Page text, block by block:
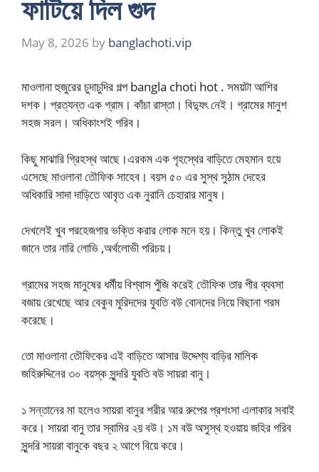
ফাটিয়ে দিল গুদ
May 8, 2026 by banglachoti.vip
মাওলানা হুজুরের চুদাচুদির গল্প bangla choti hot . সময়টা আশির
দশক। প্রত্যন্ত এক গ্রাম। কাঁচা রাস্তা। বিদ্যুৎ নেই। গ্রামের মানুশ
সহজ সরল। অধিকাংশই গরিব।
কিছু মাঝারি গ্রিহস্থ আছে।এরকম এক গৃহস্থের বাড়িতে মেহমান হয়ে
এসেছে মাওলানা তৌফিক সাহেব। বয়স ৫০ এর সুস্থ সুঠাম দেহের
অধিকারি সাদা দাড়িতে আবৃত এক নুরানি চেহারার মানুষ।
দেখলেই খুব পরহেজগার ভক্তি করার লোক মনে হয়। কিন্তু খুব লোকই
জানে তার নারি লোভি ,অর্থলোভী পরিচয়।
গ্রামের সহজ মানুষের ধর্মীয় বিশ্বাস পুঁজি করেই তৌফিক তার পীর ব্যবসা
বজায় রেখেছে আর বেকুব মুরিদদের যুবতি বউ বোনদের নিয়ে বিছানা গরম
করেছে।
তো মাওলানা তৌফিকের এই বাড়িতে আসার উদ্দেশ্য বাড়ির মালিক
জহিরুদ্দিনের ৩০ বয়স্ক সুন্দরি যুবতি বউ সায়রা বানু।
১ সন্তানের মা হলেও সায়রা বানুর শরীর আর রুপের প্রশংসা এলাকার সবাই
করে। সায়রা বানু তার স্বামির ২য় বউ। ১ম বউ অসুস্থ হওয়ায় জহির গরিব
সুন্দরি সায়রা বানুকে বছর ২ আগে বিয়ে করে।